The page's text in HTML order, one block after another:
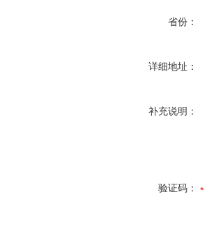
省份：
详细地址：
补充说明：
验证码：